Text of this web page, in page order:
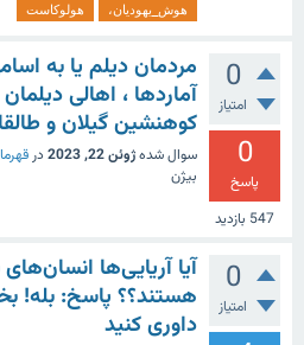
هوش_یهودیان،
هولوکاست
0
امتیاز
0
پاسخ
547 بازدید
مردمان دیلم یا به
آماردها ، اهالی
کوهنشین گیلان و
سوال شدهژوئن 22, 2023 در
بیژن
0
امتیاز
آیا آریایی‌ها
هستند؟؟ پاسخ: بله!
داوری کنید